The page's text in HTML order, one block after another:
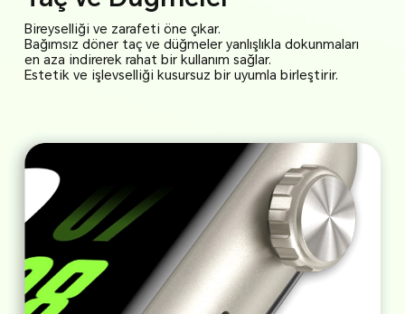
Bireyselliği ve zarafeti öne çıkar.
Bağımsız döner taç ve düğmeler yanlışlıkla dokunmaları
en aza indirerek rahat bir kullanım sağlar.
Estetik ve işlevselliği kusursuz bir uyumla birleştirir.